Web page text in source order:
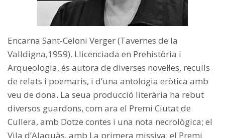
Encarna Sant-Celoni Verger (Tavernes de la
Valldigna,1959). Llicenciada en Prehistòria i
Arqueologia, és autora de diverses novel·les, reculls
de relats i poemaris, i d’una antologia eròtica amb
veu de dona. La seua producció literària ha rebut
diversos guardons, com ara el Premi Ciutat de
Cullera, amb Dotze contes i una nota necrològica; el
Vila d’Alaquàs, amb La primera missiva; el Premi